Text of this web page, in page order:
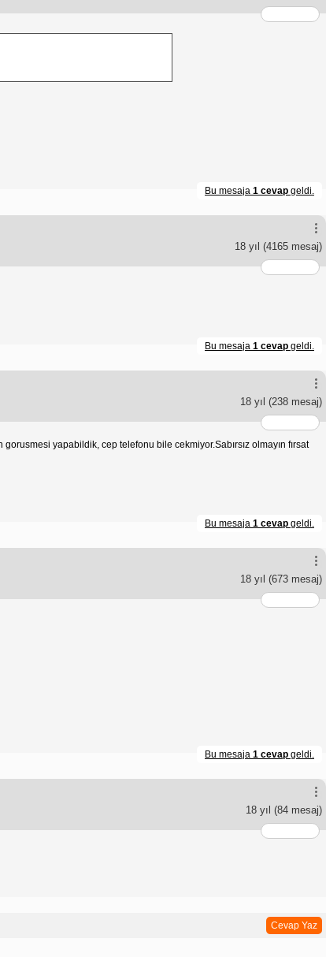
Bu mesaja 1 cevap geldi.
18 yıl (4165 mesaj)
Bu mesaja 1 cevap geldi.
18 yıl (238 mesaj)
yapabildik, cep telefonu bile cekmiyor.Sabırsız olmayın fırsat
Bu mesaja 1 cevap geldi.
18 yıl (673 mesaj)
Bu mesaja 1 cevap geldi.
18 yıl (84 mesaj)
Cevap Yaz